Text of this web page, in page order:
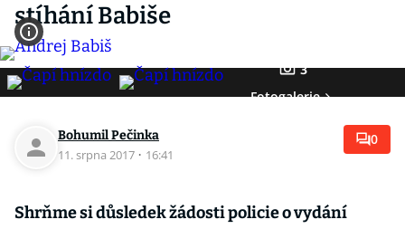
stíhání Babiše
3
Fotogalerie
Bohumil Pečinka
11. srpna 2017 · 16:41
0
Shrňme si důsledek žádosti policie o vydání